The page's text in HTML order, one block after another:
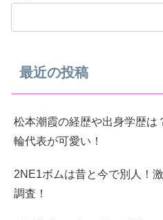
最近の投稿
松本潮霞の経歴や出身学歴は
輪代表が可愛い！
2NE1ボムは昔と今で別人！
調査！